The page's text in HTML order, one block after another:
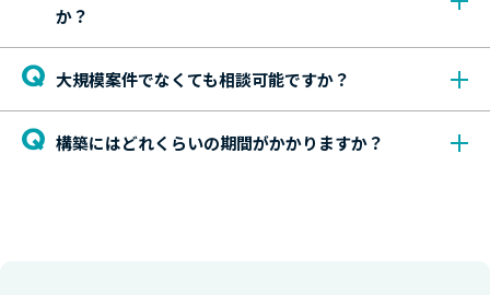
か？
大規模案件でなくても相談可能ですか？
構築にはどれくらいの期間がかかりますか？